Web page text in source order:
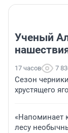
Ученый
17 часов 7
Сезон
хрустящего
«Напоминает
лесу